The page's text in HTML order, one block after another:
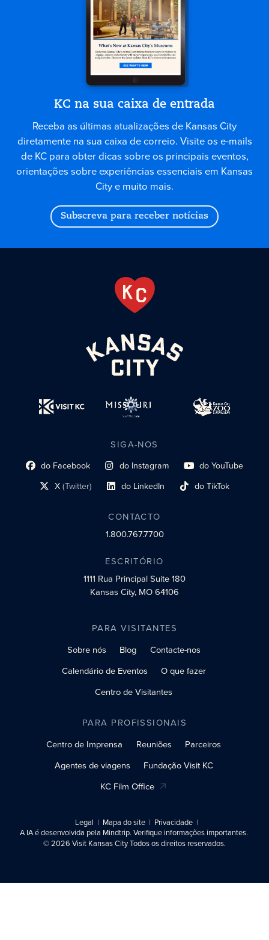
KC na sua caixa de entrada
Receba as últimas atualizações de Kansas City
diretamente na sua caixa de correio. Visite os e-mails
de KC para obter dicas sobre os principais eventos,
orientações sobre experiências essenciais em Kansas
City e muito mais.
Subscreva para receber notícias
SIGA-NOS
Link do perfil social
do Facebook Link do perfil social
do Instagram Link do perfil social
do YouTube
Link do perfil social
X(Twitter) Link do perfil social
do LinkedIn Link do perfil social
do TikTok
CONTACTO
1.800.767.7700
ESCRITÓRIO
1111 Rua PrincipalSuite 180
Kansas City, MO 64106
PARA VISITANTES
Sobre nós
Blog
Contacte-nos
Calendário de Eventos
O que fazer
Centro de Visitantes
PARA PROFISSIONAIS
Centro de Imprensa
Reuniões
Parceiros
Agentes de viagens
Fundação Visit KC
KC Film Office
Legal Mapa do site
Privacidade
A IA é desenvolvida pela Mindtrip. Verifique informações importantes.
© 2026 Visit Kansas City Todos os direitos reservados.